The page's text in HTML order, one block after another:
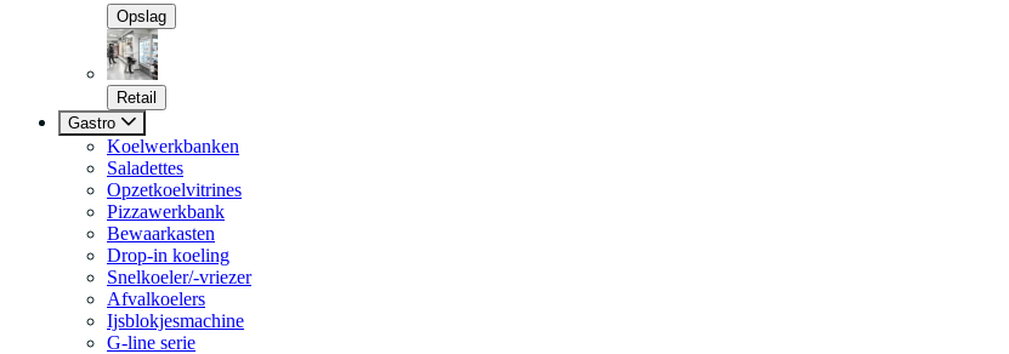
Opslag
Retail
Gastro
Koelwerkbanken
Saladettes
Opzetkoelvitrines
Pizzawerkbank
Bewaarkasten
Drop-in koeling
Snelkoeler/-vriezer
Afvalkoelers
Ijsblokjesmachine
G-line serie